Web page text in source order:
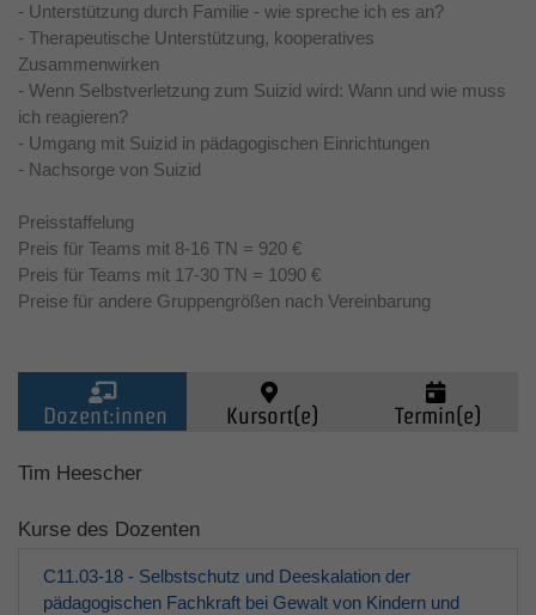
- Unterstützung durch Familie - wie spreche ich es an?
- Therapeutische Unterstützung, kooperatives
Zusammenwirken
- Wenn Selbstverletzung zum Suizid wird: Wann und wie muss
ich reagieren?
- Umgang mit Suizid in pädagogischen Einrichtungen
- Nachsorge von Suizid
Preisstaffelung
Preis für Teams mit 8-16 TN = 920 €
Preis für Teams mit 17-30 TN = 1090 €
Preise für andere Gruppengrößen nach Vereinbarung
Dozent:innen Kursort(e) Termin(e)
Kinder (0-6)
Grundschulkinder
Jugendliche
Tim Heescher
Kurse des Dozenten
C11.03-18 - Selbstschutz und Deeskalation der
pädagogischen Fachkraft bei Gewalt von Kindern und